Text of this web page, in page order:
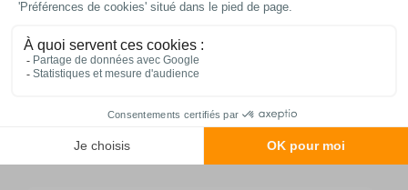
de votre système d’eau en camping-car
Fiche technique